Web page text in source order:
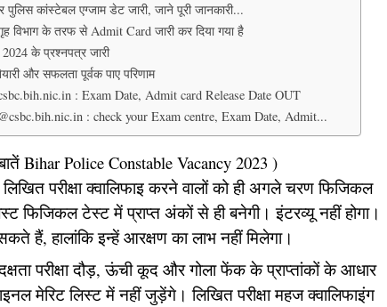
कांस्टेबल एग्जाम डेट जारी, जाने पूरी जानकारी...
के तरफ से Admit Card जारी कर दिया गया है
2024 के प्रश्नपत्र जारी
और सफलता पूर्वक पाए परिणाम
: Exam Date, Admit card Release Date OUT
: check your Exam centre, Exam Date, Admit...
Bihar Police Constable Vacancy 2023 )
परीक्षा क्वालिफाइ करने वालों को ही अगले चरण फिजिकल
फिजिकल टेस्ट में प्राप्त अंकों से ही बनेगी। इंटरव्यू नहीं होगा।
हैं, हालांकि इन्हें आरक्षण का लाभ नहीं मिलेगा।
परीक्षा दौड़, ऊंची कूद और गोला फेंक के प्राप्तांकों के आधार
मेरिट लिस्ट में नहीं जुड़ेंगे। लिखित परीक्षा महज क्वालिफाइंग